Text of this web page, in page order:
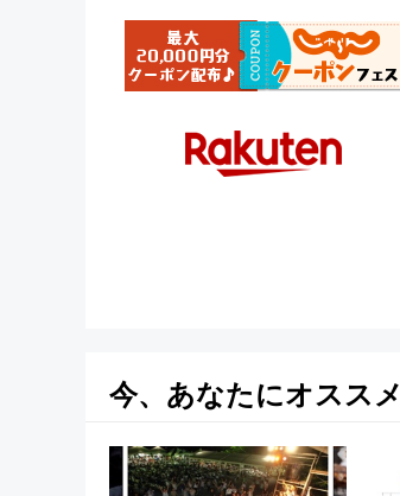
今、あなたにオススメ